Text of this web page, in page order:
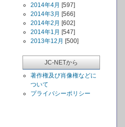
2014年4月 [597]
2014年3月 [566]
2014年2月 [602]
2014年1月 [547]
2013年12月 [500]
JC-NETから
著作権及び肖像権などに
ついて
プライバシーポリシー